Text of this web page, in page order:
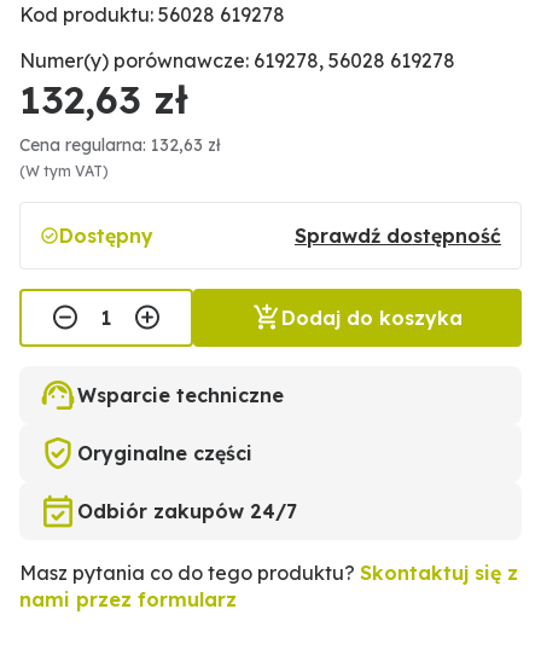
Kod produktu: 56028 619278
Numer(y) porównawcze: 619278, 56028 619278
132,63 zł
Cena regularna: 132,63 zł
(W tym VAT)
Dostępny Sprawdź dostępność
Dodaj do koszyka
Wsparcie techniczne
Oryginalne części
Odbiór zakupów 24/7
Masz pytania co do tego produktu? Skontaktuj się z
nami przez formularz